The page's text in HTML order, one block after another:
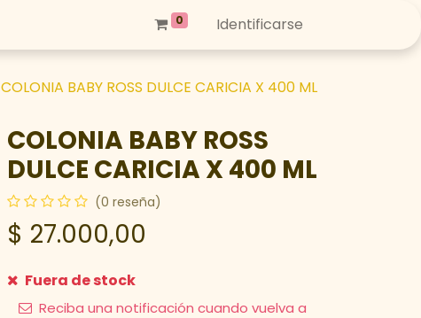
0 Identificarse
COLONIA BABY ROSS DULCE CARICIA X 400 ML
COLONIA BABY ROSS
DULCE CARICIA X 400 ML
(0 reseña)
$ 27.000,00
Fuera de stock
Reciba una notificación cuando vuelva a